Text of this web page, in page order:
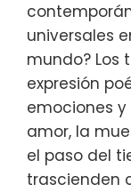
universales
mundo? Los
expresión
emociones y
amor, la
el paso del
trascienden